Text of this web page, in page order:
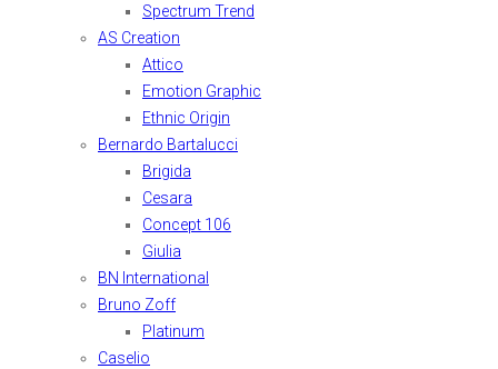
Spectrum Trend
AS Creation
Attico
Emotion Graphic
Ethnic Origin
Bernardo Bartalucci
Brigida
Cesara
Concept 106
Giulia
BN International
Bruno Zoff
Platinum
Caselio